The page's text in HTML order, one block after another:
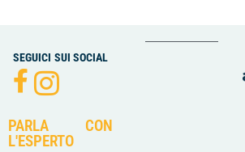
SEGUICI SUI SOCIAL
PARLA CON
L'ESPERTO